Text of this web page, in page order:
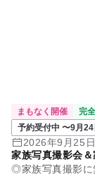
まもなく開催
完
予約受付中 〜9月
2026年9月25
家族写真撮影会
◎家族写真撮影に